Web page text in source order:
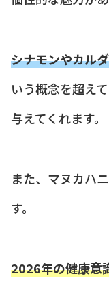
シナモンやカル
いう概念を超え
与えてくれます。
また、マヌカハ
す。
2026年の健康意